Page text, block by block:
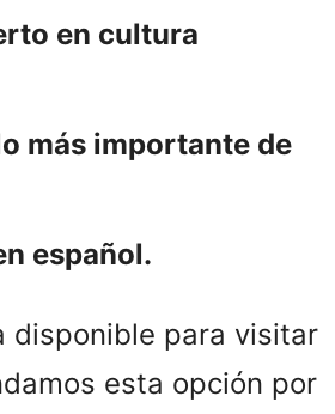
en cultura
más importante de
español.
disponible para visitar
esta opción por